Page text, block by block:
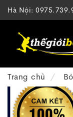
Hà Nội:
Trang chủ